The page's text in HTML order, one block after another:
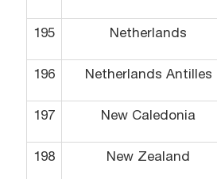
195 Netherlands
196 Netherlands Antilles
197 New Caledonia
198 New Zealand